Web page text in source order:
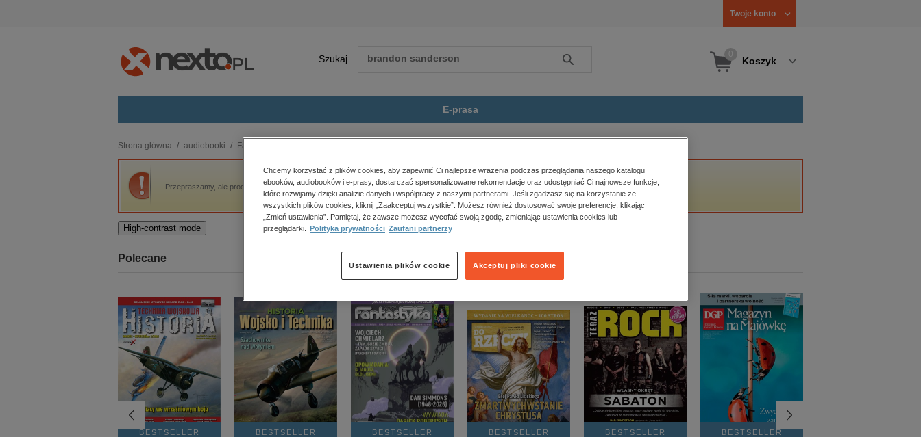
Twoje konto
Szukaj Szukaj Koszyk
E-prasa
budownictwo, aranżacja wnętrz
biznesowe, branżowe, gospodarka
darmowe wydania
edukacja
kobiece, lifestyle, kultura
polityka, społeczno-informacyjne
psychologiczne
inne
popularno-naukowe
historia
zdrowie
religie
Strona główna audiobooki Fantastyka
Przepraszamy, ale produkt „Czarny Horyzont” nie jest dostępny.
High-contrast mode
Polecane
BESTSELLER BESTSELLER BESTSELLER BESTSELLER BESTSELLER BESTSELLER
Chcemy korzystać z plików cookies, aby zapewnić Ci najlepsze wrażenia podczas przeglądania naszego katalogu
ebooków, audiobooków i e-prasy, dostarczać spersonalizowane rekomendacje oraz udostępniać Ci najnowsze funkcje,
które rozwijamy dzięki analizie danych i współpracy z naszymi partnerami. Jeśli zgadzasz się na korzystanie ze
wszystkich plików cookies, kliknij „Zaakceptuj wszystkie”. Możesz również dostosować swoje preferencje, klikając
„Zmień ustawienia”. Pamiętaj, że zawsze możesz wycofać swoją zgodę, zmieniając ustawienia cookies lub
przeglądarki.
Polityka prywatności Zaufani partnerzy
Akceptuj pliki cookie
Ustawienia plików cookie